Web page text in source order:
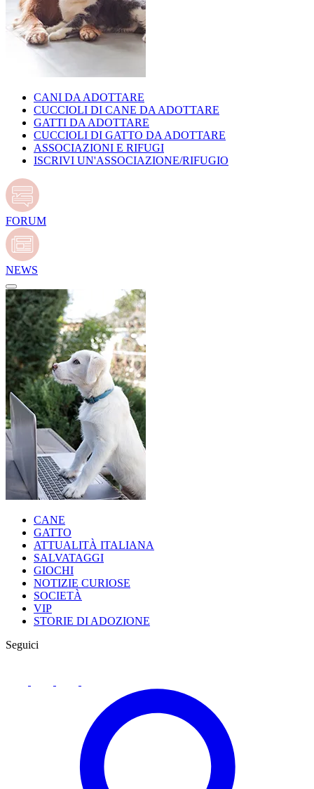
CANI DA ADOTTARE
CUCCIOLI DI CANE DA ADOTTARE
GATTI DA ADOTTARE
CUCCIOLI DI GATTO DA ADOTTARE
ASSOCIAZIONI E RIFUGI
ISCRIVI UN'ASSOCIAZIONE/RIFUGIO
FORUM
NEWS
CANE
GATTO
ATTUALITÀ ITALIANA
SALVATAGGI
GIOCHI
NOTIZIE CURIOSE
SOCIETÀ
VIP
STORIE DI ADOZIONE
Seguici